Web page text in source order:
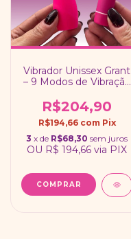
Vibrador Unissex Grant
– 9 Modos de Vibração
R$204,90
R$194,66 com Pix
3 x de R$68,30 sem juros
OU R$ 194,66 via PIX